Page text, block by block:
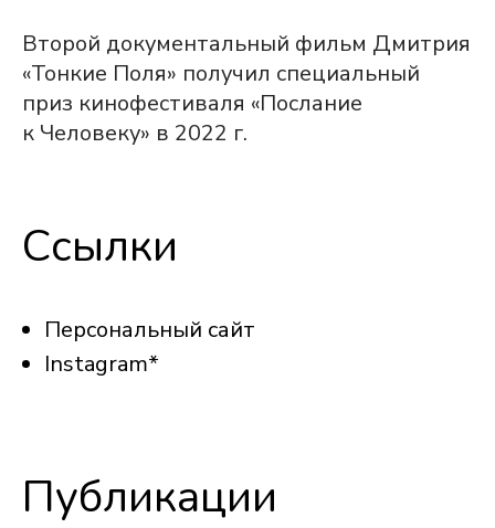
Второй документальный фильм Дмитрия
«Тонкие Поля» получил специальный
приз кинофестиваля «Послание
к Человеку» в 2022 г.
Ссылки
Персональный сайт
Instagram*
Публикации